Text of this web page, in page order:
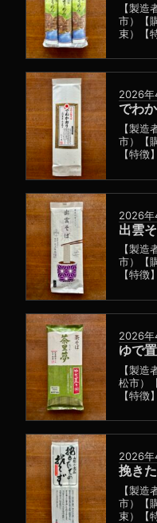
【製
市）【
束）【
2026年
でわ
【製
市）【
【特徴
2026年
出雲
【製
市）【
【特徴
2026年
ゆで
【製
松市）
【特徴
2026年
挽き
【製
市）【
束）【